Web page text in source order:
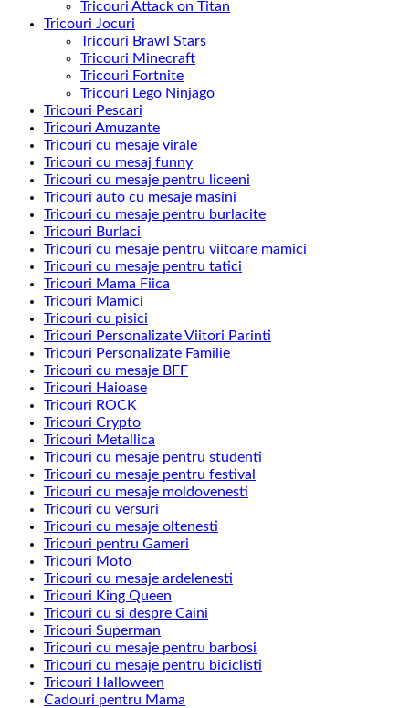
Tricouri Attack on Titan
Tricouri Jocuri
Tricouri Brawl Stars
Tricouri Minecraft
Tricouri Fortnite
Tricouri Lego Ninjago
Tricouri Pescari
Tricouri Amuzante
Tricouri cu mesaje virale
Tricouri cu mesaj funny
Tricouri cu mesaje pentru liceeni
Tricouri auto cu mesaje masini
Tricouri cu mesaje pentru burlacite
Tricouri Burlaci
Tricouri cu mesaje pentru viitoare mamici
Tricouri cu mesaje pentru tatici
Tricouri Mama Fiica
Tricouri Mamici
Tricouri cu pisici
Tricouri Personalizate Viitori Parinti
Tricouri Personalizate Familie
Tricouri cu mesaje BFF
Tricouri Haioase
Tricouri ROCK
Tricouri Crypto
Tricouri Metallica
Tricouri cu mesaje pentru studenti
Tricouri cu mesaje pentru festival
Tricouri cu mesaje moldovenesti
Tricouri cu versuri
Tricouri cu mesaje oltenesti
Tricouri pentru Gameri
Tricouri Moto
Tricouri cu mesaje ardelenesti
Tricouri King Queen
Tricouri cu si despre Caini
Tricouri Superman
Tricouri cu mesaje pentru barbosi
Tricouri cu mesaje pentru biciclisti
Tricouri Halloween
Cadouri pentru Mama